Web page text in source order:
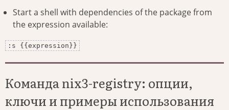
Start a shell with dependencies of the package from
the expression available:
:s {{expression}}
Команда nix3-registry: опции,
ключи и примеры использования